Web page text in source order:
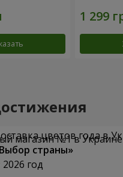
цветов года в
страны»
2026 год